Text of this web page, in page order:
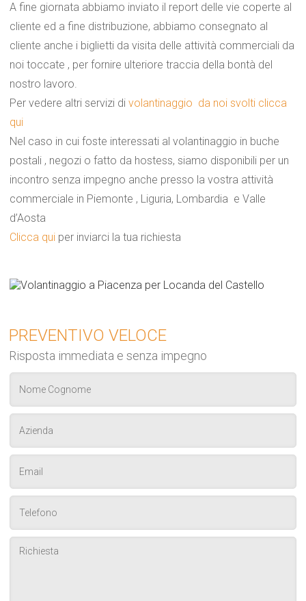
A fine giornata abbiamo inviato il report delle vie coperte al
cliente ed a fine distribuzione, abbiamo consegnato al
cliente anche i biglietti da visita delle attività commerciali da
noi toccate , per fornire ulteriore traccia della bontà del
nostro lavoro.
Per vedere altri servizi di volantinaggio da noi svolti clicca
qui
Nel caso in cui foste interessati al volantinaggio in buche
postali , negozi o fatto da hostess, siamo disponibili per un
incontro senza impegno anche presso la vostra attività
commerciale in Piemonte , Liguria, Lombardia e Valle
d’Aosta
Clicca qui per inviarci la tua richiesta
PREVENTIVO VELOCE
Risposta immediata e senza impegno